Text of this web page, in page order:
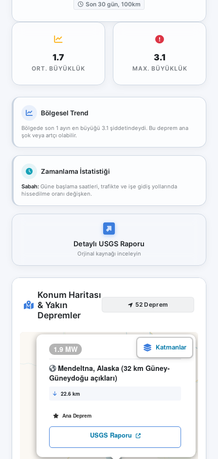
Son 30 gün, 100km
1.7
ORT. BÜYÜKLÜK
3.1
MAX. BÜYÜKLÜK
Bölgesel Trend
Bölgede son 1 ayın en büyüğü 3.1 şiddetindeydi. Bu deprem ana
şok veya artçı olabilir.
Zamanlama İstatistiği
Sabah: Güne başlama saatleri, trafikte ve işe gidiş yollarında
hissedilme oranı değişken.
Detaylı USGS Raporu
Orjinal kaynağı inceleyin
Konum Haritası
& Yakın
Depremler
52 Deprem
1.9 MW 24.04 11:02
Mendeltna, Alaska (32 km Güney-
Güneydoğu açıkları)
22.6 km
Ana Deprem
USGS Raporu
×